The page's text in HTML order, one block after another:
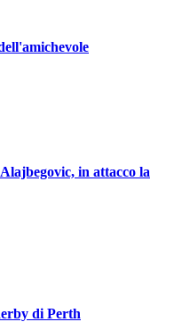
in attacco la
di Perth